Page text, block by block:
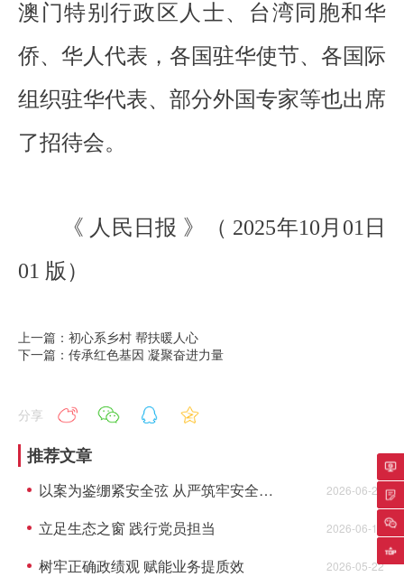
澳门特别行政区人士、台湾同胞和华
侨、华人代表，各国驻华使节、各国际
组织驻华代表、部分外国专家等也出席
了招待会。
《 人民日报 》（ 2025年10月01日
01 版）
上一篇：初心系乡村 帮扶暖人心
下一篇：传承红色基因 凝聚奋进力量
分享
推荐文章
以案为鉴绷紧安全弦 从严筑牢安全底线 2026-06-23
立足生态之窗 践行党员担当 2026-06-10
树牢正确政绩观 赋能业务提质效 2026-05-22
专
返